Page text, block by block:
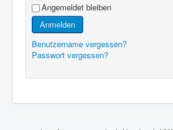
Angemeldet bleiben
Anmelden
Benutzername vergessen?
Passwort vergessen?